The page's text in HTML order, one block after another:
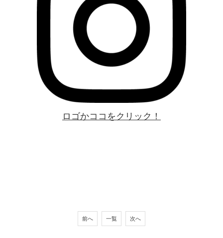
ロゴかココをクリック！
前へ 一覧 次へ